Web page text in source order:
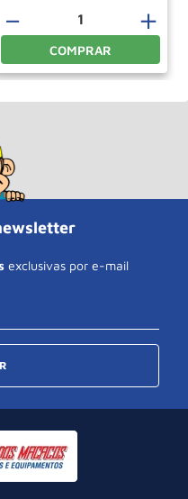
＋
－
COMPRAR
exclusivas por e-mail